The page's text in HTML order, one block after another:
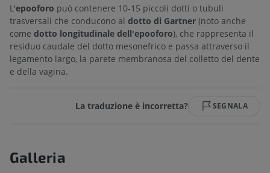
L'epooforo può contenere 10-15 piccoli dotti o tubuli
trasversali che conducono al dotto di Gartner (noto anche
come dotto longitudinale dell'epooforo), che rappresenta il
residuo caudale del dotto mesonefrico e passa attraverso il
legamento largo, la parete membranosa del colletto del dente
e della vagina.
La traduzione è incorretta? SEGNALA
Galleria